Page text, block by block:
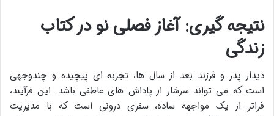
نتیجه گیری: آغاز فصلی نو در کتاب
زندگی
دیدار پدر و فرزند بعد از سال ها، تجربه ای پیچیده و چندوجهی
است که می تواند سرشار از پاداش های عاطفی باشد. این فرآیند،
فراتر از یک مواجهه ساده، سفری درونی است که با مدیریت